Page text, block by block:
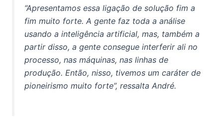
“Apresentamos essa ligação de solução fim a
fim muito forte. A gente faz toda a análise
usando a inteligência artificial, mas, também a
partir disso, a gente consegue interferir ali no
processo, nas máquinas, nas linhas de
produção. Então, nisso, tivemos um caráter de
pioneirismo muito forte”, ressalta André.